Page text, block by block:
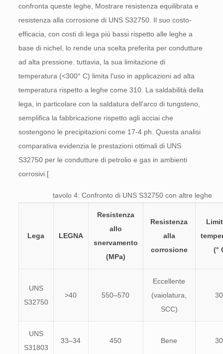
confronta queste leghe, Mostrare resistenza equilibrata e
resistenza alla corrosione di UNS S32750. Il suo costo-
efficacia, con costi di lega più bassi rispetto alle leghe a
base di nichel, lo rende una scelta preferita per condutture
ad alta pressione. tuttavia, la sua limitazione di
temperatura (<300° C) limita l'uso in applicazioni ad alta
temperatura rispetto a leghe come 310. La saldabilità della
lega, in particolare con la saldatura dell'arco di tungsteno,
semplifica la fabbricazione rispetto agli acciai che
sostengono le precipitazioni come 17-4 ph. Questa analisi
comparativa evidenzia le prestazioni ottimali di UNS
S32750 per le condutture di petrolio e gas in ambienti
corrosivi.[
tavolo 4: Confronto di UNS S32750 con altre leghe
Lega LEGNA
Resistenza
allo
snervamento
(MPa)
Resistenza
alla
corrosione
(°
UNS
S32750
>40 550–570
Eccellente
(vaiolatura,
SCC)
UNS
S31803
33–34 450 Bene